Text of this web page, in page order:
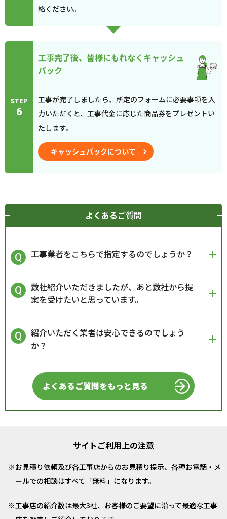
絡ください。
STEP
6
工事完了後、皆様にもれなくキャッシュ
バック
工事が完了しましたら、所定のフォームに必要事項を入
力いただくと、工事代金に応じた商品券をプレゼントい
たします。
キャッシュバックについて
よくあるご質問
工事業者をこちらで指定するのでしょうか？
数社紹介いただきましたが、あと数社から提
案を受けたいと思っています。
紹介いただく業者は安心できるのでしょう
か？
よくあるご質問をもっと見る
サイトご利用上の注意
お見積り依頼及び各工事店からのお見積り提示、各種お電話・メ
ールでの相談はすべて「無料」になります。
工事店の紹介数は最大3社、お客様のご要望に沿って最適な工事